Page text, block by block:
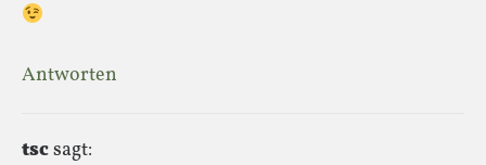
Antworten
tscsagt: